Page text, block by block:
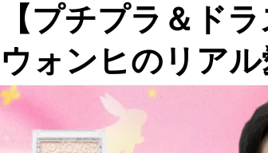
【プチプラ＆ド
ウォンヒのリア